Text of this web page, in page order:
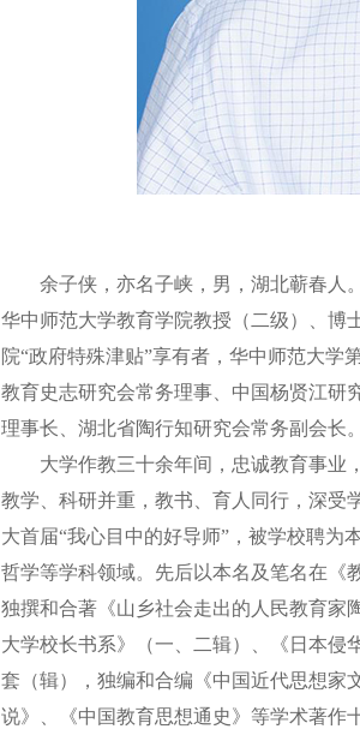
余子侠，亦名子峡，男，湖北蕲春人
华中师范大学教育学院教授（二级）、博
院“政府特殊津贴”享有者，华中师范大
教育史志研究会常务理事、中国杨贤江研
理事长、湖北省陶行知研究会常务副会长。
大学作教三十余年间，忠诚教育事业
教学、科研并重，教书、育人同行，深受
大首届“我心目中的好导师”，被学校聘为
哲学等学科领域。先后以本名及笔名在《
独撰和合著《山乡社会走出的人民教育家
大学校长书系》（一、二辑）、《日本侵
套（辑），独编和合编《中国近代思想家
说》、《中国教育思想通史》等学术著作